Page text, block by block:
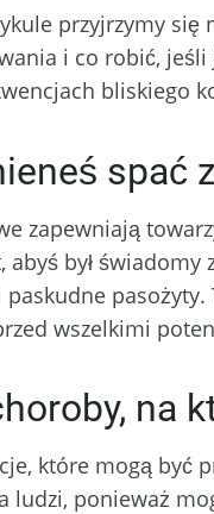
przyjrzymy się
i co robić,
bliskiego
spać
zapewniają
abyś był
wszelkimi
na
które mogą być
ludzi, ponieważ